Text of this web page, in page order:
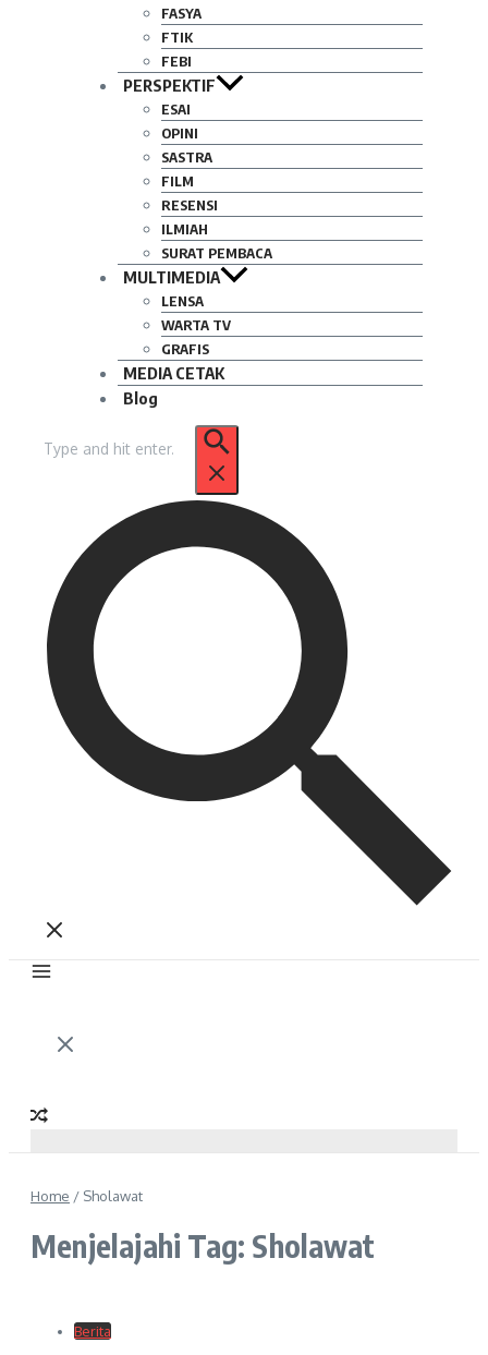
FASYA
FTIK
FEBI
PERSPEKTIF
ESAI
OPINI
SASTRA
FILM
RESENSI
ILMIAH
SURAT PEMBACA
MULTIMEDIA
LENSA
WARTA TV
GRAFIS
MEDIA CETAK
Blog
untuk:
Home / Sholawat
Menjelajahi Tag: Sholawat
Berita